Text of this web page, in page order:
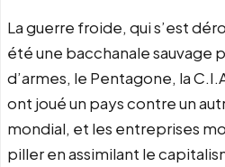
La guerre froide, qui s’est
été une bacchanale sauvage
d’armes, le Pentagone, la
ont joué un pays contre un
mondial, et les entreprises
piller en assimilant le